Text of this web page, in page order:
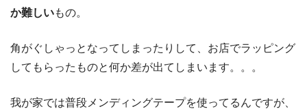
か難しいもの。
角がぐしゃっとなってしまったりして、お店でラッピング
してもらったものと何か差が出てしまいます。。。
我が家では普段メンディングテープを使ってるんですが、